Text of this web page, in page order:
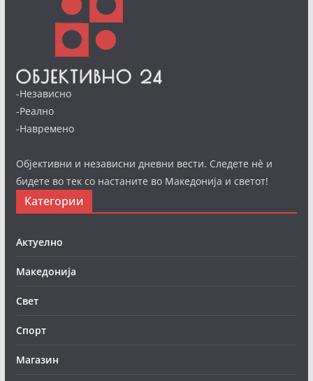
-Независно
-Реално
-Навремено
Објективни и независни дневни вести. Следете нè и
бидете во тек со настаните во Македонија и светот!
Категории
Актуелно
Македонија
Свет
Спорт
Магазин